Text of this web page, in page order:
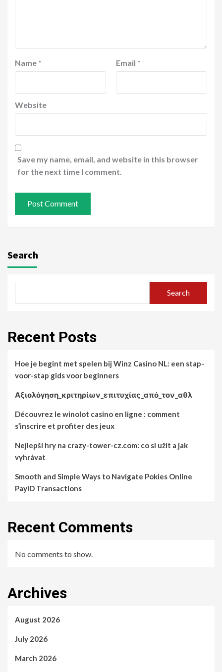
Name * Email *
Website
Save my name, email, and website in this browser
for the next time I comment.
Search
Search
Recent Posts
Hoe je begint met spelen bij Winz Casino NL: een stap-
voor-stap gids voor beginners
Αξιολόγηση_κριτηρίων_επιτυχίας_από_τον_αθλ
Découvrez le winolot casino en ligne : comment
s’inscrire et profiter des jeux
Nejlepší hry na crazy-tower-cz.com: co si užít a jak
vyhrávat
Smooth and Simple Ways to Navigate Pokies Online
PayID Transactions
Recent Comments
No comments to show.
Archives
August 2026
July 2026
March 2026